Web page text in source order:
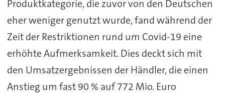
Produktkategorie, die zuvor von den Deutschen
eher weniger genutzt wurde, fand während der
Zeit der Restriktionen rund um Covid-19 eine
erhöhte Aufmerksamkeit. Dies deckt sich mit
den Umsatzergebnissen der Händler, die einen
Anstieg um fast 90 % auf 772 Mio. Euro